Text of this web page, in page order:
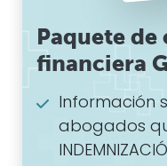
Paquete
financiera
Información
abogados